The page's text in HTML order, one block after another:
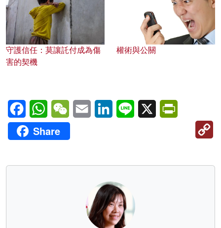
守護信任：莫讓託付成為傷
害的契機
權術與公關
FacebookWhatsAppWeChatEmail LinkedInLine X
Share